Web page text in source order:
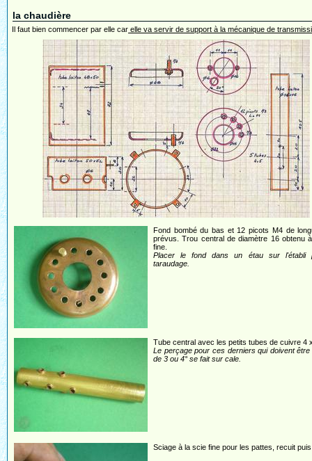
la chaudière
Il faut bien commencer par elle car elle va servir de support à la mécanique de
Fond bombé du bas et 12 picots M4 de
prévus. Trou central de diamètre 16 obtenu
fine.
Placer le fond dans un étau sur l'établi
taraudage.
Tube central avec les petits tubes de cuivre 4
Le perçage pour ces derniers qui doivent être
de 3 ou 4° se fait sur cale.
Sciage à la scie fine pour les pattes, recuit